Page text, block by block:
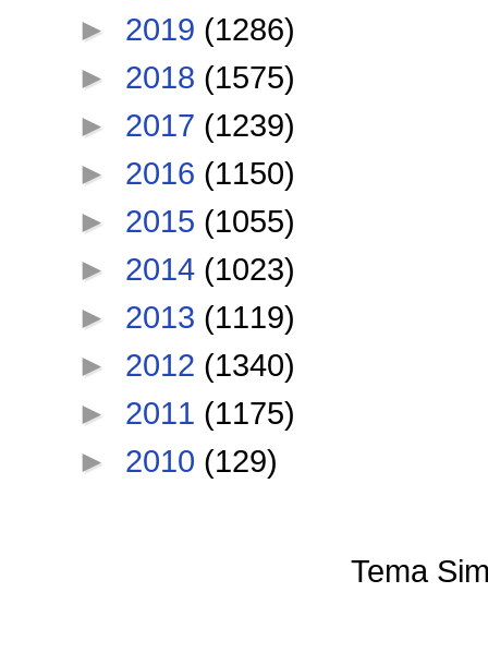
► 2019 (1286)
► 2018 (1575)
► 2017 (1239)
► 2016 (1150)
► 2015 (1055)
► 2014 (1023)
► 2013 (1119)
► 2012 (1340)
► 2011 (1175)
► 2010 (129)
Tema